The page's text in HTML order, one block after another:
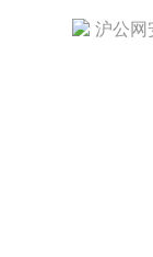
沪公网